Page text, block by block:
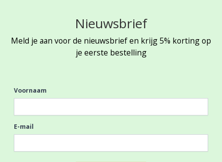
Nieuwsbrief
Meld je aan voor de nieuwsbrief en krijg 5% korting op
je eerste bestelling
Voornaam
E-mail